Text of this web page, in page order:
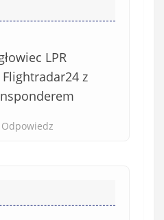
LPR
z
Odpowiedz